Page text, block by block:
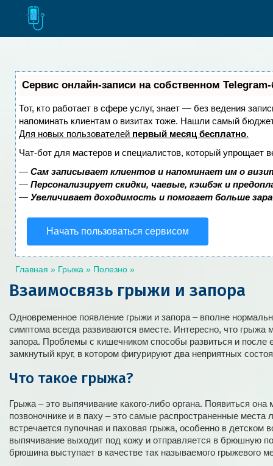
Сервис онлайн-записи на собственном Telegram-
Тот, кто работает в сфере услуг, знает — без ведения
напоминать клиентам о визитах тоже. Нашли самый
Для новых пользователей первый месяц бесплатно.
Чат-бот для мастеров и специалистов, который упрощает
— Сам записывает клиентов и напоминает им о
— Персонализирует скидки, чаевые, кэшбэк и
— Увеличивает доходимость и помогает больше
Начать пользоваться сервисом
Главная » Грыжа » Полезно »
Взаимосвязь грыжи и запора
Одновременное появление грыжи и запора – вполне
симптома всегда развиваются вместе. Интересно, что грыжа
запора. Проблемы с кишечником способы развиться и после
замкнутый круг, в котором фигурируют два неприятных
Что такое грыжа?
Грыжа – это выпячивание какого-либо органа. Появиться она
позвоночнике и в паху – это самые распространенные места
встречается пупочная и паховая грыжа, особенно в детском
выпячивание выходит под кожу и отправляется в брюшную
брюшина выступает в качестве так называемого грыжевого